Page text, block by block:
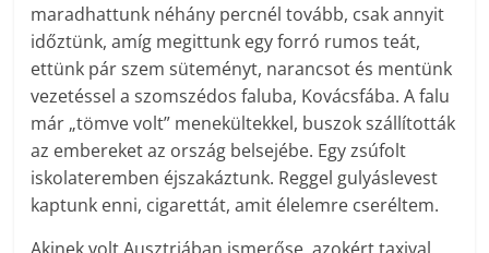
maradhattunk néhány percnél tovább, csak annyit
időztünk, amíg megittunk egy forró rumos teát,
ettünk pár szem süteményt, narancsot és mentünk
vezetéssel a szomszédos faluba, Kovácsfába. A falu
már „tömve volt” menekültekkel, buszok szállították
az embereket az ország belsejébe. Egy zsúfolt
iskolateremben éjszakáztunk. Reggel gulyáslevest
kaptunk enni, cigarettát, amit élelemre cseréltem.
Akinek volt Ausztriában ismerőse, azokért taxival